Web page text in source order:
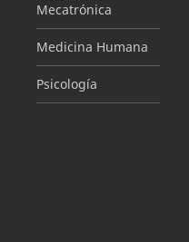
Mecatrónica
Medicina Humana
Psicología